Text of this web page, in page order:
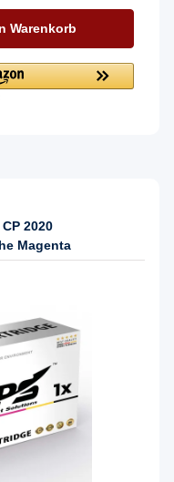
Warenkorb
2020
Magenta